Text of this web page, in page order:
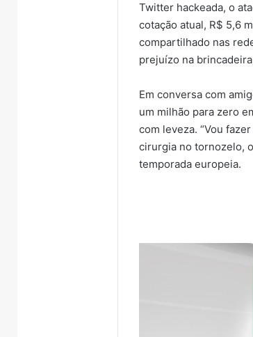
Twitter hackeada, o
cotação atual, R$ 5,6
compartilhado nas
prejuízo na
Em conversa com
um milhão para zero
com leveza. “Vou
cirurgia no tornozelo,
temporada europeia.